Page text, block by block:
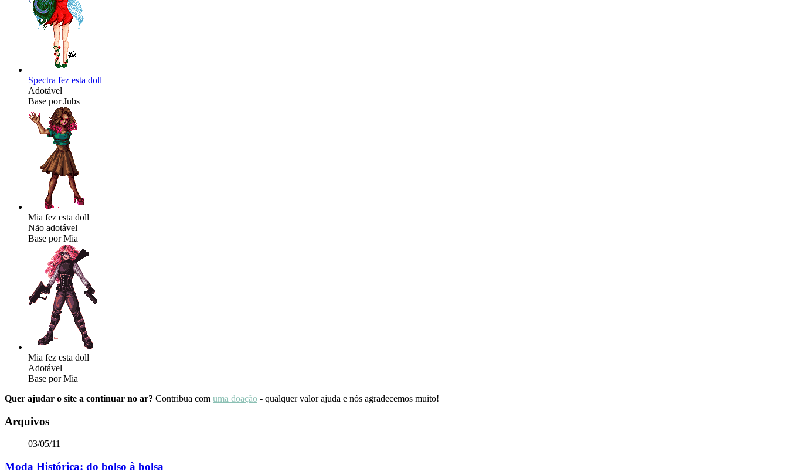
Spectra fez esta doll
Adotável
Base por Jubs
Mia fez esta doll
Não adotável
Base por Mia
Mia fez esta doll
Adotável
Base por Mia
Quer ajudar o site a continuar no ar? Contribua com uma doação - qualquer valor ajuda e nós agradecemos muito!
Arquivos
03/05/11
Moda Histórica: do bolso à bolsa